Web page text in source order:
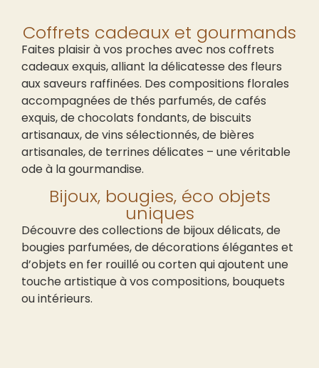
Coffrets cadeaux et gourmands
Faites plaisir à vos proches avec nos coffrets
cadeaux exquis, alliant la délicatesse des fleurs
aux saveurs raffinées. Des compositions florales
accompagnées de thés parfumés, de cafés
exquis, de chocolats fondants, de biscuits
artisanaux, de vins sélectionnés, de bières
artisanales, de terrines délicates – une véritable
ode à la gourmandise.
Bijoux, bougies, éco objets
uniques
Découvre des collections de bijoux délicats, de
bougies parfumées, de décorations élégantes et
d’objets en fer rouillé ou corten qui ajoutent une
touche artistique à vos compositions, bouquets
ou intérieurs.